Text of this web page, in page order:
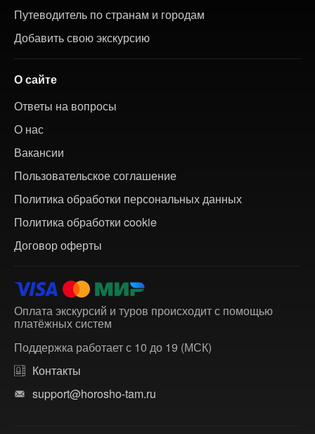
Путеводитель по странам и городам
Добавить свою экскурсию
О сайте
Ответы на вопросы
О нас
Вакансии
Пользовательское соглашение
Политика обработки персональных данных
Политика обработки cookie
Договор оферты
Оплата экскурсий и туров происходит с помощью
платёжных систем
Поддержка работает с 10 до 19 (МСК)
Контакты
support@horosho-tam.ru